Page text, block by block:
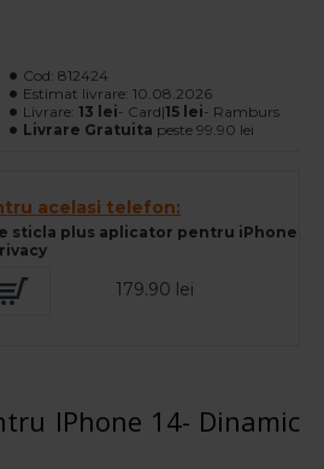
Cod: 812424
Estimat livrare: 10.08.2026
Livrare: 13 lei- Card|15 lei- Ramburs
Livrare Gratuita peste 99.90 lei
acelasi telefon:
sticla plus aplicator pentru iPhone
179.90 lei
IPhone 14- Dinamic